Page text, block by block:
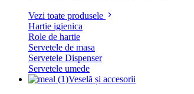
Vezi toate produsele
Hartie igienica
Role de hartie
Servetele de masa
Servetele Dispenser
Servetele umede
Veselă și accesorii